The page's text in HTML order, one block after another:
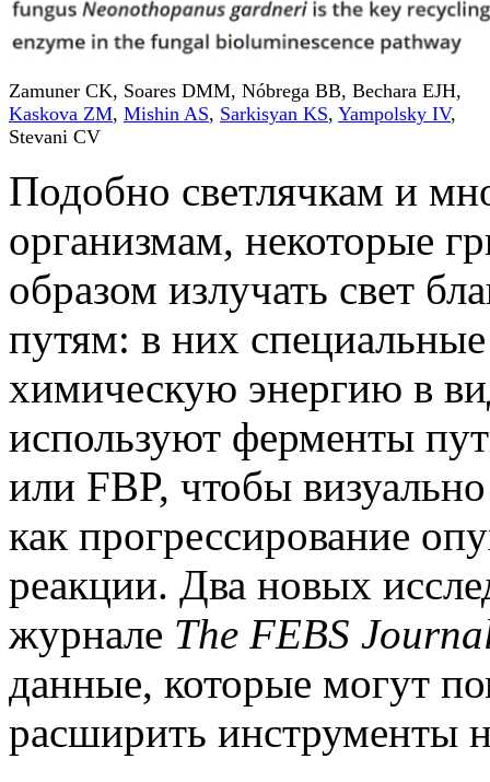
Zamuner CK, Soares DMM, Nóbrega BB, Bechara EJH,
Kaskova ZM, Mishin AS, Sarkisyan KS, Yampolsky IV,
Stevani CV
Подобно светлячкам и
организмам, некоторые
образом излучать свет
путям: в них
химическую энергию в
используют ферменты
или FBP, чтобы
как прогрессирование
реакции. Два новых
журнале The FEBS
данные, которые могут
расширить инструменты